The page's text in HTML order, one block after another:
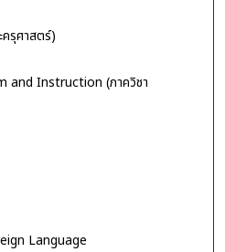
รุศาสตร์)
and Instruction (ภาควิชา
Language